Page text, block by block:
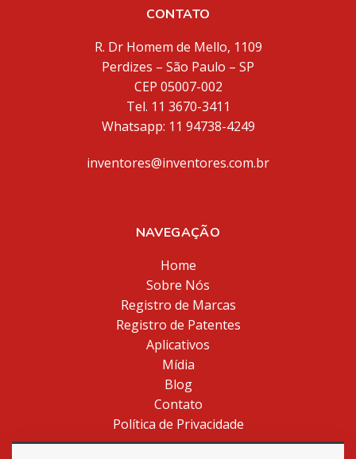
CONTATO
R. Dr Homem de Mello, 1109
Perdizes – São Paulo – SP
CEP 05007-002
Tel. 11 3670-3411
Whatsapp: 11 94738-4249
inventores@inventores.com.br
NAVEGAÇÃO
Home
Sobre Nós
Registro de Marcas
Registro de Patentes
Aplicativos
Mídia
Blog
Contato
Política de Privacidade